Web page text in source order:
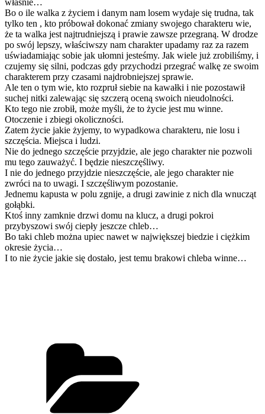
Bo o ile walka z życiem i danym nam losem wydaje się trudna, tak
tylko ten , kto próbował dokonać zmiany swojego charakteru wie,
że ta walka jest najtrudniejszą i prawie zawsze przegraną. W drodze
po swój lepszy, właściwszy nam charakter upadamy raz za razem
uświadamiając sobie jak ułomni jesteśmy. Jak wiele już zrobiliśmy, i
czujemy się silni, podczas gdy przychodzi przegrać walkę ze swoim
charakterem przy czasami najdrobniejszej sprawie.
Ale ten o tym wie, kto rozpruł siebie na kawałki i nie pozostawił
suchej nitki zalewając się szczerą oceną swoich nieudolności.
Kto tego nie zrobił, może myśli, że to życie jest mu winne.
Otoczenie i zbiegi okoliczności.
Zatem życie jakie żyjemy, to wypadkowa charakteru, nie losu i
szczęścia. Miejsca i ludzi.
Nie do jednego szczęście przyjdzie, ale jego charakter nie pozwoli
mu tego zauważyć. I będzie nieszczęśliwy.
I nie do jednego przyjdzie nieszczęście, ale jego charakter nie
zwróci na to uwagi. I szczęśliwym pozostanie.
Jednemu kapusta w polu zgnije, a drugi zawinie z nich dla wnucząt
gołąbki.
Ktoś inny zamknie drzwi domu na klucz, a drugi pokroi
przybyszowi swój ciepły jeszcze chleb…
Bo taki chleb można upiec nawet w największej biedzie i ciężkim
okresie życia…
I to nie życie jakie się dostało, jest temu brakowi chleba winne…